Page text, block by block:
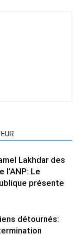
Lakhdar des
Le
présente
détournés: